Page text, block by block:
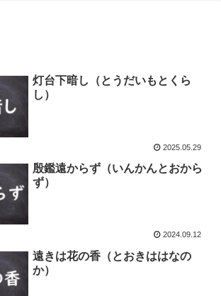
灯台下暗し（とうだいもとくら
し）
2025.05.29
殷鑑遠からず（いんかんとおから
ず）
2024.09.12
遠きは花の香（とおきははなの
か）